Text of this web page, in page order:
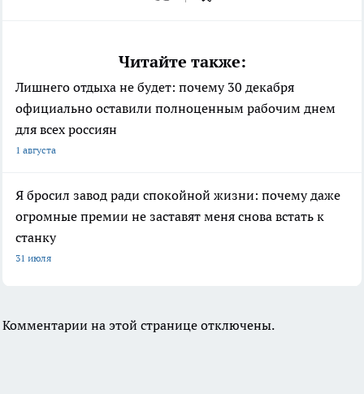
Читайте также:
Лишнего отдыха не будет: почему 30 декабря
официально оставили полноценным рабочим днем
для всех россиян
1 августа
Я бросил завод ради спокойной жизни: почему даже
огромные премии не заставят меня снова встать к
станку
31 июля
Комментарии на этой странице отключены.